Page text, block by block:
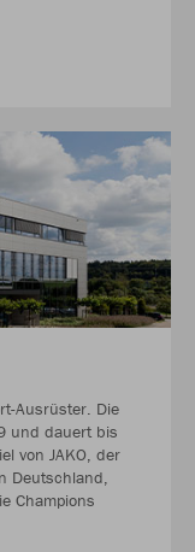
Ausrüster. Die
und dauert bis
von JAKO, der
Deutschland,
Champions